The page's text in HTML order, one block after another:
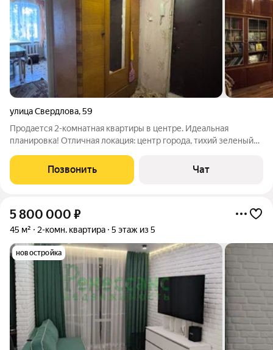
улица Свердлова,59
Продается 2-комнатная квартиры в центре. Идеальная
планировка! Отличная локация: центр города, тихий зеленый
изолированные Санузел раздельный Лоджия просторная
прихожая Квартира светлая,
Позвонить Чат
5 800 000 ₽
45 м² 2-комн. квартира 5 этаж из 5
новостройка